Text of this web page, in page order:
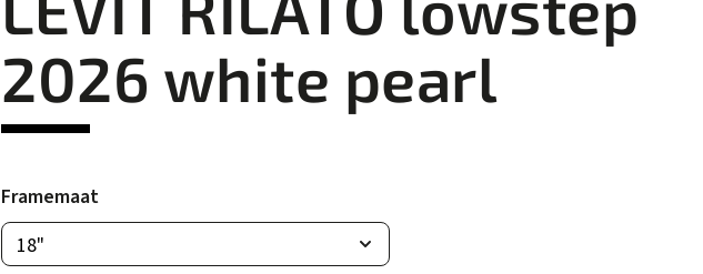
2026 white pearl
Framemaat